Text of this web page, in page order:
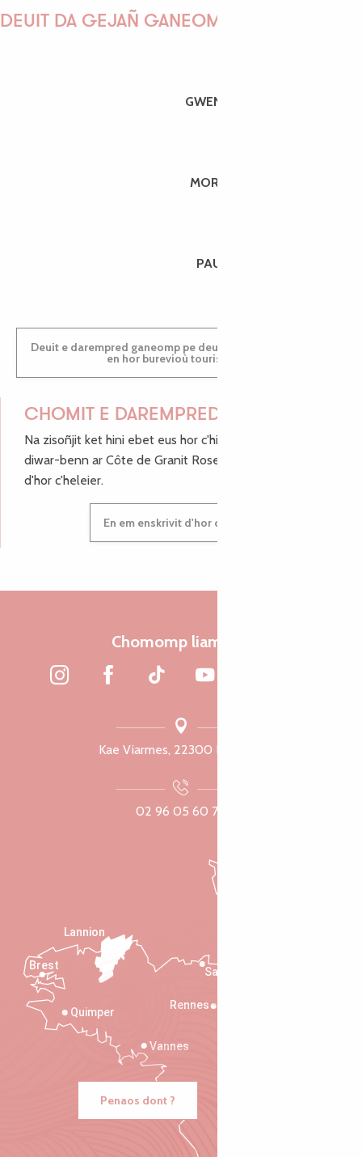
DEUIT DA GEJAÑ GANEOMP !
GWENAËLLE
MORGANE
PAULINE
Deuit e darempred ganeomp pe deuit da welet ac'hanomp
en hor burevioù touristerezh
CHOMIT E DAREMPRED !
Na zisoñjit ket hini ebet eus hor c'hinnigoù mat ha keleier
diwar-benn ar Côte de Granit Rose, enskrivit hoc'h anv
d'hor c'heleier.
En em enskrivit d'hor c'heleier
Chomomp liammet
Kae Viarmes, 22300 Lannuon
02 96 05 60 70
Saint-Malo
Rennes
Vannes
Quimper
Lannion
Brest
Penaos dont ?